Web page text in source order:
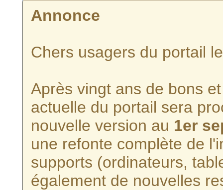
Annonce
Chers usagers du portail
Après vingt ans de bons
actuelle du portail sera
nouvelle version au 1er
une refonte complète de
supports (ordinateurs,
également de nouvelles